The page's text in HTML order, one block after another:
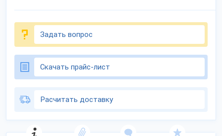
Задать вопрос
Скачать прайс-лист
Расчитать доставку